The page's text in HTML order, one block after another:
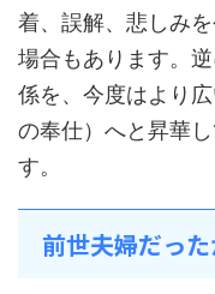
着、誤解、悲しみ
場合もあります。
係を、今度はより
の奉仕）へと昇華
す。
前世夫婦だっ